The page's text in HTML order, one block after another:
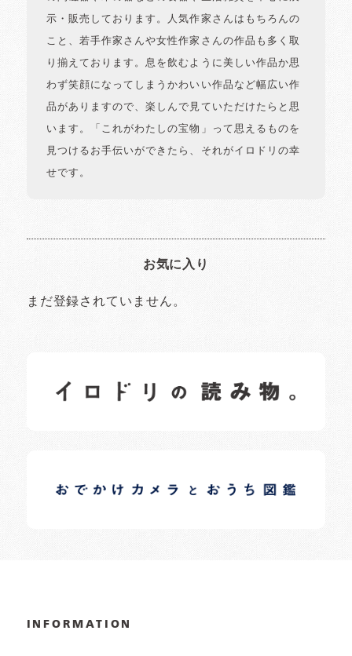
示・販売しております。人気作家さんはもちろんの
こと、若手作家さんや女性作家さんの作品も多く取
り揃えております。息を飲むように美しい作品か思
わず笑顔になってしまうかわいい作品など幅広い作
品がありますので、楽しんで見ていただけたらと思
います。「これがわたしの宝物」って思えるものを
見つけるお手伝いができたら、それがイロドリの幸
せです。
お気に入り
まだ登録されていません。
日常の様子など随時更新中です。
日常の様子など随時更新中です。
INFORMATION